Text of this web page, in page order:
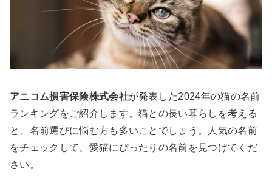
アニコム損害保険株式会社が発表した2024年の猫の名前
ランキングをご紹介します。猫との長い暮らしを考える
と、名前選びに悩む方も多いことでしょう。人気の名前
をチェックして、愛猫にぴったりの名前を見つけてくだ
さい。